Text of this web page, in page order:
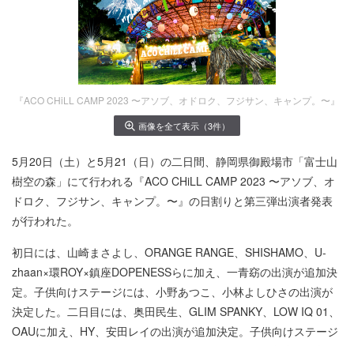
『ACO CHiLL CAMP 2023 〜アソブ、オドロク、フジサン、キャンプ。〜』
画像を全て表示（3件）
5月20日（土）と5月21（日）の二日間、静岡県御殿場市「富士山
樹空の森」にて行われる『ACO CHiLL CAMP 2023 〜アソブ、オ
ドロク、フジサン、キャンプ。〜』の日割りと第三弾出演者発表
が行われた。
初日には、山崎まさよし、ORANGE RANGE、SHISHAMO、U-
zhaan×環ROY×鎮座DOPENESSらに加え、一青窈の出演が追加決
定。子供向けステージには、小野あつこ、小林よしひさの出演が
決定した。二日目には、奥田民生、GLIM SPANKY、LOW IQ 01、
OAUに加え、HY、安田レイの出演が追加決定。子供向けステージ